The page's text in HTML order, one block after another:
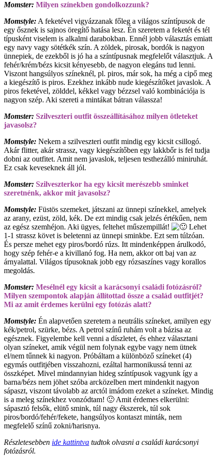
Momster: Milyen színekben gondolkozzunk?
Momstyle: A feketével vigyázzanak főleg a világos színtípusok de
egy ősznek is sajnos öregítő hatása lesz. Én szeretem a feketét és tél
típusként viselem is alkalmi darabokban. Ennél jobb választás emiatt
egy navy vagy sötétkék szín. A zöldek, pirosak, bordók is nagyon
ünnepiek, de ezekből is jó ha a színtípusnak megfelelőt választjuk. A
fehér/krém/bézs kicsit kényesebb, de nagyon elegáns tud lenni.
Viszont hangsúlyos színeknél, pl. piros, már sok, ha még a cipő meg
a kiegészítő is piros. Ezekhez inkább nude kiegészítőket javaslok. A
piros feketével, zölddel, kékkel vagy bézzsel való kombinációja is
nagyon szép. Aki szereti a mintákat bátran válassza!
Momster: Szilveszteri outfit összeállításához milyen ötleteket
javasolsz?
Momstyle: Nekem a szilveszteri outfit mindig egy kicsit csillogó.
Akár flitter, akár strassz, vagy kiegészítőben egy lakkbőr is fel tudja
dobni az outfitet. Amit nem javaslok, teljesen testhezálló miniruhát.
Ez csak keveseknek áll jól.
Momster: Szilveszterkor ha egy kicsit merészebb sminket
szeretnénk, akkor mit javasolsz?
Momstyle: Füstös szemeket, játszani az ünnepi színekkel, amelyek
az arany, ezüst, zöld, kék. De ezt mindig csak jelzés értékűen, nem
az egész szemhéjon. Aki ügyes, feltehet műszempillát!
Lehet
1-1 strassz követ is beletenni az ünnepi sminkbe. Ezt sem túlzóan.
És persze mehet egy piros/bordó rúzs. Itt mindenképpen árulkodó,
hogy szép fehér-e a kivillanó fog. Ha nem, akkor ott baj van az
árnyalattal. Világos típusoknak jobb egy rózsaszínes vagy korallos
megoldás.
Momster: Mesélnél egy kicsit a karácsonyi családi fotózásról?
Milyen szempontok alapján állítottad össze a család outfitjét?
Mi az amit érdemes kerülni egy fotózás alatt?
Momstyle: Én alapvetően szeretem a neutrális színeket, amilyen egy
kék/petrol, szürke, bézs. A petrol színű ruhám volt a bázisa az
egésznek. Figyelembe kell venni a díszletet, és ehhez választani
olyan színeket, amik végül nem folynak egybe vagy nem ütnek
el/nem tűnnek ki nagyon. Próbáltam a különböző színeket (4)
egymás outfitjében visszahozni, ezáltal harmonikussá tenni az
összképet. Mivel mindannyian hideg színtípusok vagyunk így a
barna/bézs nem jöhet szóba arcközelben mert mindenkit nagyon
sápaszt, viszont távolabb az arctól imádom ezeket a színeket. Mindig
is a meleg színekhez vonzódtam! 🙂 Amit érdemes elkerülni:
sápasztó felsők, elütő smink, túl nagy ékszerek, túl sok
piros/bordó/fehér/fekete, hangsúlyos kontaszt minták, nem
megfelelő színű zokni/harisnya.
Részletesebben ide kattintva tudtok olvasni a családi karácsonyi
fotózásról.